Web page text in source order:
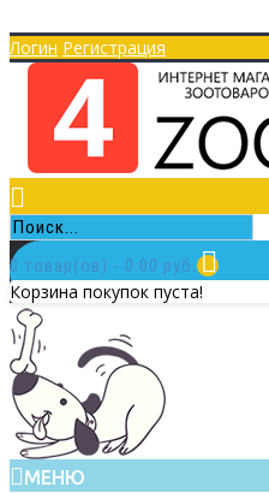
Логин Регистрация
0 товар(ов) - 0.00 руб.
Корзина покупок пуста!
МЕНЮ